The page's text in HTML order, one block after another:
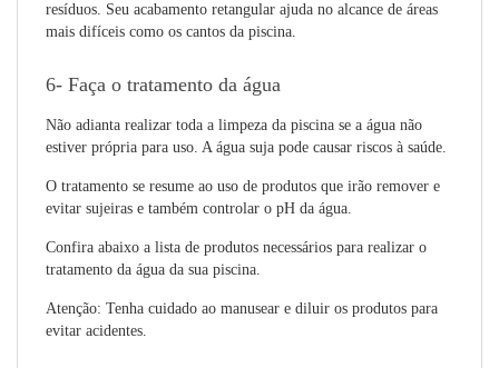
resíduos. Seu acabamento retangular ajuda no alcance de áreas
mais difíceis como os cantos da piscina.
6- Faça o tratamento da água
Não adianta realizar toda a limpeza da piscina se a água não
estiver própria para uso. A água suja pode causar riscos à saúde.
O tratamento se resume ao uso de produtos que irão remover e
evitar sujeiras e também controlar o pH da água.
Confira abaixo a lista de produtos necessários para realizar o
tratamento da água da sua piscina.
Atenção: Tenha cuidado ao manusear e diluir os produtos para
evitar acidentes.